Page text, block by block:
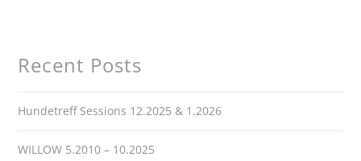
Recent Posts
Hundetreff Sessions 12.2025 & 1.2026
WILLOW 5.2010 – 10.2025